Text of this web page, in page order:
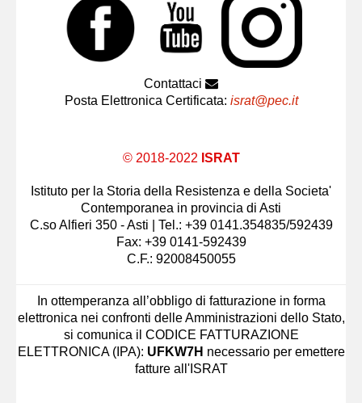
Contattaci
Posta Elettronica Certificata: israt@pec.it
© 2018-2022 ISRAT
Istituto per la Storia della Resistenza e della Societa'
Contemporanea in provincia di Asti
C.so Alfieri 350 - Asti | Tel.: +39 0141.354835/592439
Fax: +39 0141-592439
C.F.: 92008450055
In ottemperanza all’obbligo di fatturazione in forma
elettronica nei confronti delle Amministrazioni dello Stato,
si comunica il CODICE FATTURAZIONE
ELETTRONICA (IPA): UFKW7H necessario per emettere
fatture all'ISRAT